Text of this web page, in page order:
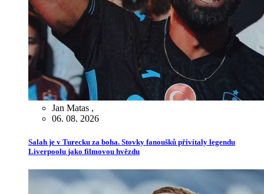
Jan Matas ,
06. 08. 2026
Salah je v Turecku za boha. Stovky fanoušků přivítaly legendu
Liverpoolu jako filmovou hvězdu